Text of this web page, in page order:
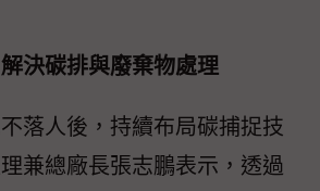
決碳排與廢棄物處理
落人後，持續布局碳捕捉技
兼總廠長張志鵬表示，透過